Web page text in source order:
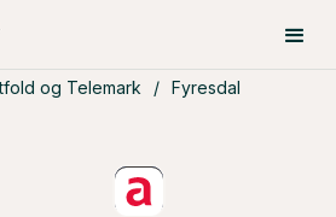
og Telemark / Fyresdal